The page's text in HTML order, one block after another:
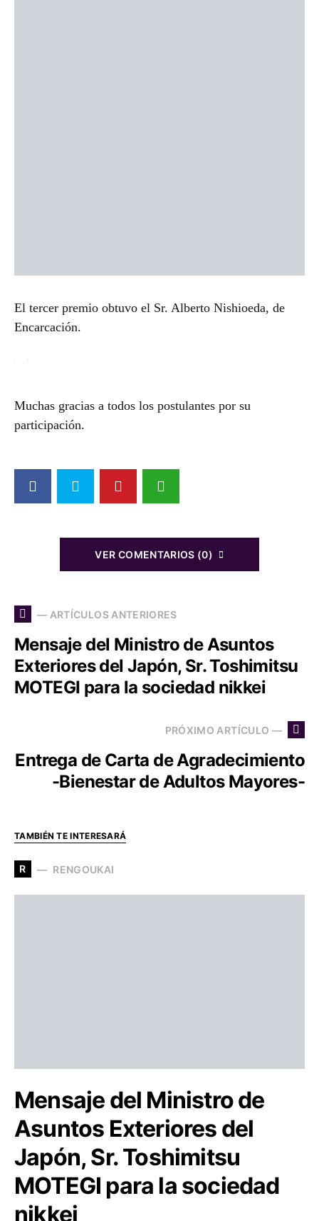
El tercer premio obtuvo el Sr. Alberto Nishioeda, de
Encarcación.
Muchas gracias a todos los postulantes por su
participación.
VER COMENTARIOS (0)
— ARTÍCULOS ANTERIORES
Mensaje del Ministro de Asuntos
Exteriores del Japón, Sr. Toshimitsu
MOTEGI para la sociedad nikkei
PRÓXIMO ARTÍCULO —
Entrega de Carta de Agradecimiento
-Bienestar de Adultos Mayores-
TAMBIÉN TE INTERESARÁ
R RENGOUKAI
Mensaje del Ministro de
Asuntos Exteriores del
Japón, Sr. Toshimitsu
MOTEGI para la sociedad
nikkei